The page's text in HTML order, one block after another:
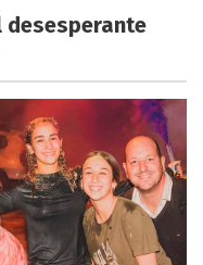
desesperante